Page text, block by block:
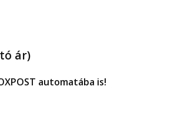
ár)
automatába is!